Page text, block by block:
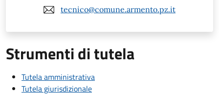
tecnico@comune.armento.pz.it
Strumenti di tutela
Tutela amministrativa
Tutela giurisdizionale